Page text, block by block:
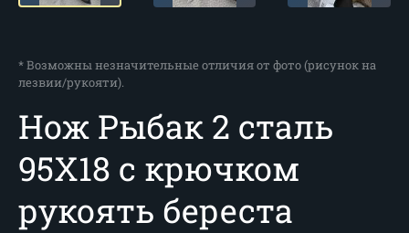
* Возможны незначительные отличия от фото (рисунок на
лезвии/рукояти).
Нож Рыбак 2 сталь
95Х18 с крючком
рукоять береста